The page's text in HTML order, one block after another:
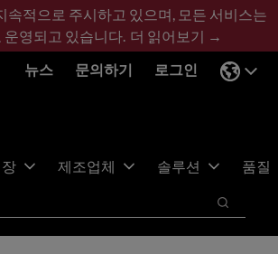
속적으로 주시하고 있으며, 모든 서비스는
운영되고 있습니다. 더 읽어보기 →
뉴스
문의하기 로그인
제조업체 솔루션
품질
검색